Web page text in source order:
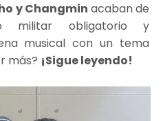
y Changmin acaban de
militar obligatorio y
musical con un tema
más? ¡Sigue leyendo!